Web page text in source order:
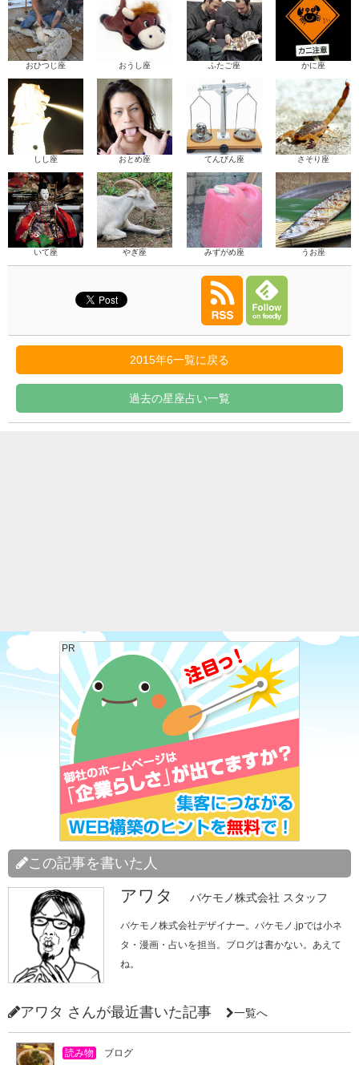
おひつじ座 おうし座 ふたご座 かに座
しし座 おとめ座 てんびん座 さそり座
いて座 やぎ座 みずがめ座 うお座
2015年6一覧に戻る
過去の星座占い一覧
PR
この記事を書いた人
アワタ バケモノ株式会社 スタッフ
バケモノ株式会社デザイナー。バケモノ.jpでは小ネ
タ・漫画・占いを担当。ブログは書かない。あえて
ね。
アワタ さんが最近書いた記事 一覧へ
読み物 ブログ